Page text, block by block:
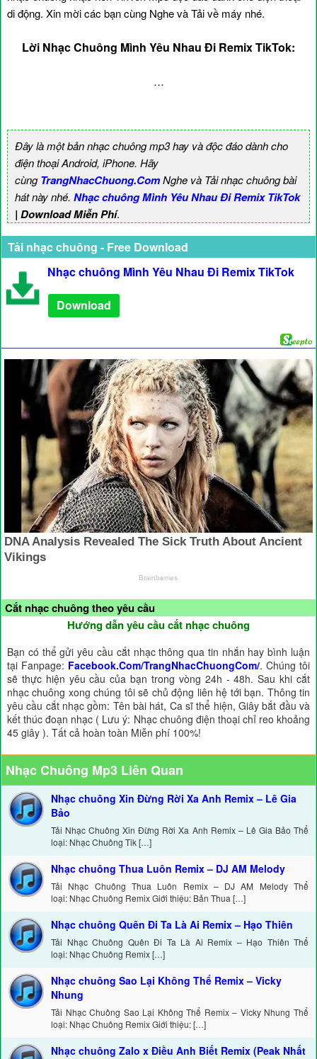
di động. Xin mời các bạn cùng Nghe và Tải về máy nhé.
Lời Nhạc Chuông Mình Yêu Nhau Đi Remix TikTok:
…
Đây là một bản nhạc chuông mp3 hay và độc đáo dành cho
điện thoại Android, iPhone. Hãy
cùngTrangNhacChuong.ComNghe và Tải nhạc chuông bài
hát này nhé. Nhạc chuông Mình Yêu Nhau Đi Remix TikTok
| Download Miễn Phí.
Tải nhạc chuông - Free Download
Nhạc chuông Mình Yêu Nhau Đi Remix TikTok
Download
Cắt nhạc chuông theo yêu cầu
Hướng dẫn yêu cầu cắt nhạc chuông
Bạn có thể gửi yêu cầu cắt nhạc thông qua tin nhắn hay bình luận
tại Fanpage: Facebook.Com/TrangNhacChuongCom/. Chúng tôi
sẽ thực hiện yêu cầu của bạn trong vòng 24h - 48h. Sau khi cắt
nhạc chuông xong chúng tôi sẽ chủ động liên hệ tới bạn. Thông tin
yêu cầu cắt nhạc gồm: Tên bài hát, Ca sĩ thể hiện, Giây bắt đầu và
kết thúc đoạn nhạc ( Lưu ý: Nhạc chuông điện thoại chỉ reo khoảng
45 giây ). Tất cả hoàn toàn Miễn phí 100%!
Nhạc Chuông Mp3 Liên Quan
Nhạc chuông Xin Đừng Rời Xa Anh Remix – Lê Gia
Bảo
Tải Nhạc Chuông Xin Đừng Rời Xa Anh Remix – Lê Gia Bảo Thể
loại: Nhạc Chuông Tik […]
Nhạc chuông Thua Luôn Remix – DJ AM Melody
Tải Nhạc Chuông Thua Luôn Remix – DJ AM Melody Thể
loại: Nhạc Chuông Remix Giới thiệu: Bản Thua […]
Nhạc chuông Quên Đi Ta Là Ai Remix – Hạo Thiên
Tải Nhạc Chuông Quên Đi Ta Là Ai Remix – Hạo Thiên Thể
loại: Nhạc Chuông Remix […]
Nhạc chuông Sao Lại Không Thể Remix – Vicky
Nhung
Tải Nhạc Chuông Sao Lại Không Thể Remix – Vicky Nhung Thể
loại: Nhạc Chuông Remix Giới thiệu: […]
Nhạc chuông Zalo x Điều Anh Biết Remix (Peak Nhất